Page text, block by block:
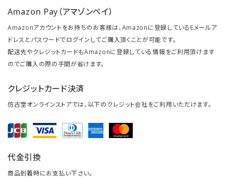
Amazon Pay（アマゾンペイ）
Amazonアカウントをお持ちのお客様は、Amazonに登録しているEメールア
ドレスとパスワードでログインしてご購入頂くことが可能です。
配送先やクレジットカードもAmazonに登録している情報をご利用頂けます
のでご購入の際の手間が省けます。
クレジットカード決済
仿古堂オンラインストアでは、以下のクレジット会社をご利用いただけます。
代金引換
商品到着時にお支払い下さい。